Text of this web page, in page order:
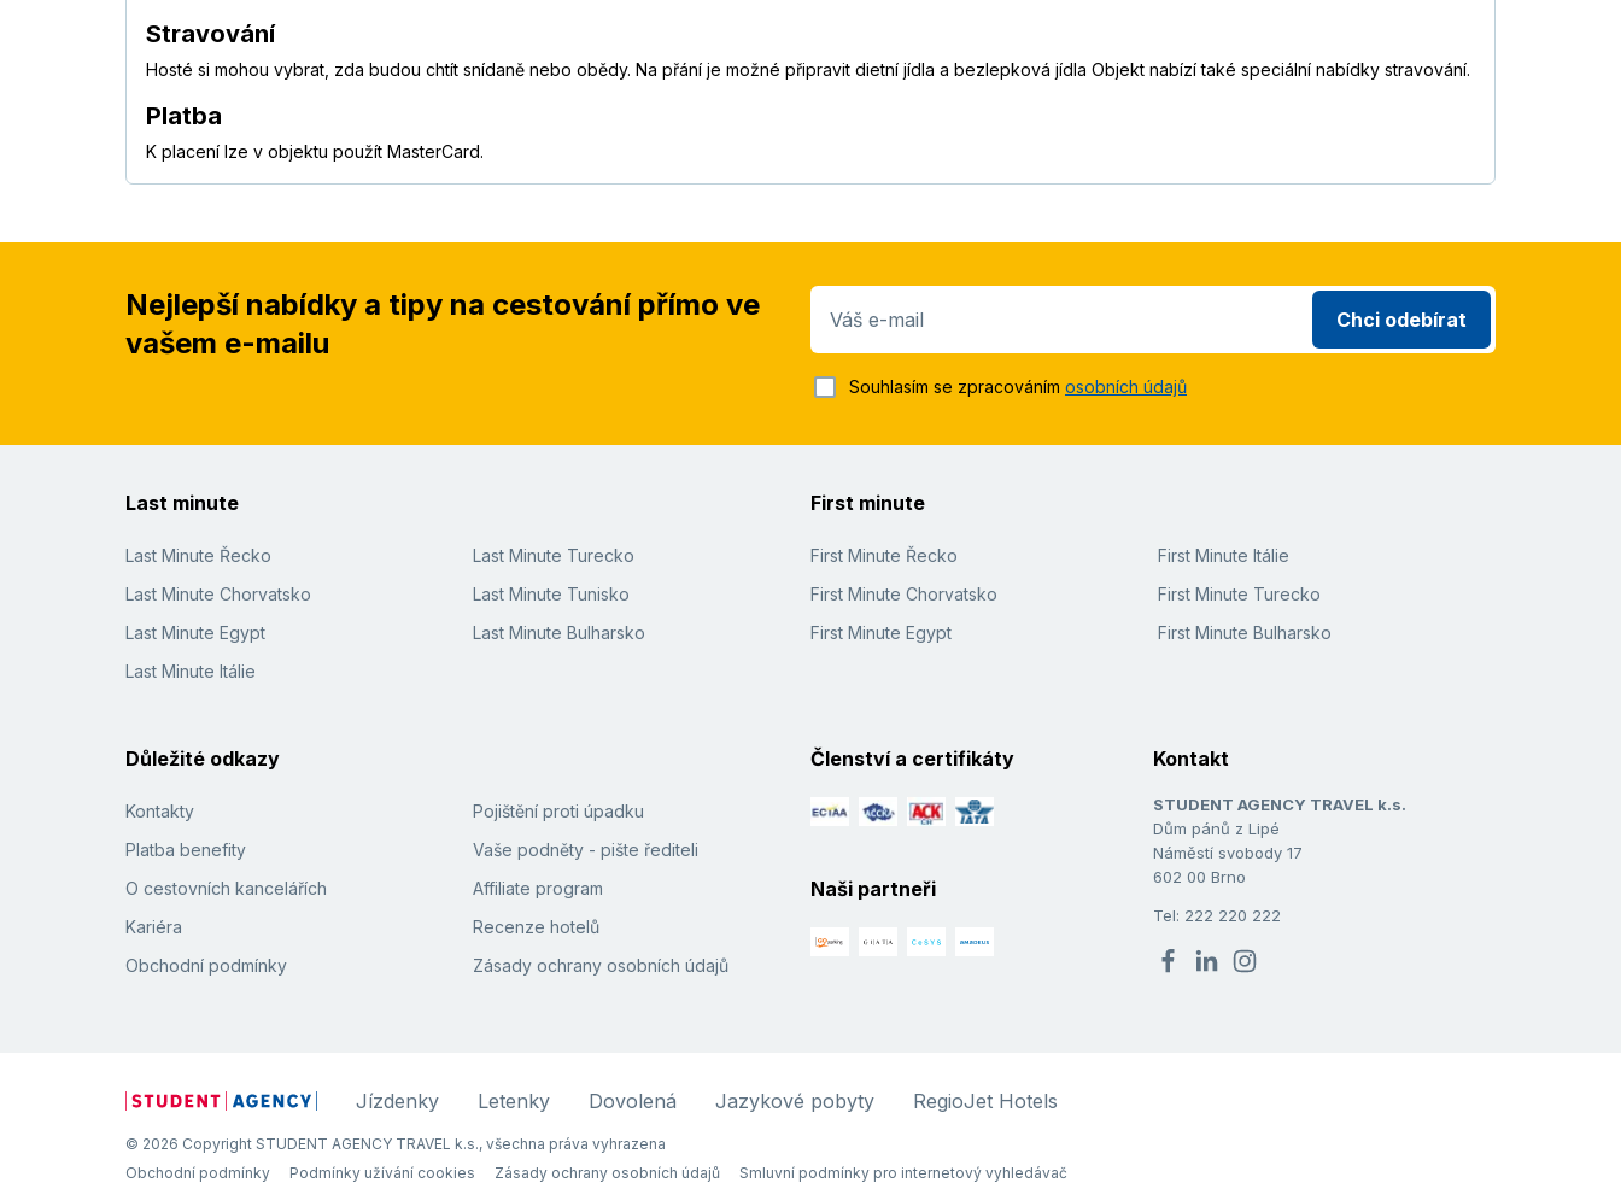
Stravování
Hosté si mohou vybrat, zda budou chtít snídaně nebo obědy. Na přání je možné připravit dietní jídla a bezlepková jídla Objekt nabízí také speciální nabídky stravování.
Platba
K placení lze v objektu použít MasterCard.
Nejlepší nabídky a tipy na cestování přímo ve
vašem e-mailu
Váš e-mail Chci odebírat
Souhlasím se zpracováním osobních údajů
Last minute
Last Minute Řecko
Last Minute Chorvatsko
Last Minute Egypt
Last Minute Itálie
Last Minute Turecko
Last Minute Tunisko
Last Minute Bulharsko
First minute
First Minute Řecko
First Minute Chorvatsko
First Minute Egypt
First Minute Itálie
First Minute Turecko
First Minute Bulharsko
Důležité odkazy
Kontakty
Platba benefity
O cestovních kancelářích
Kariéra
Obchodní podmínky
Pojištění proti úpadku
Vaše podněty - pište řediteli
Affiliate program
Recenze hotelů
Zásady ochrany osobních údajů
Členství a certifikáty
Naši partneři
Kontakt
STUDENT AGENCY TRAVEL k.s.
Dům pánů z Lipé
Náměstí svobody 17
602 00 Brno
Tel: 222 220 222
Jízdenky Letenky Dovolená Jazykové pobyty RegioJet Hotels
© 2026 Copyright STUDENT AGENCY TRAVEL k.s., všechna práva vyhrazena
Obchodní podmínky
Podmínky užívání cookies Zásady ochrany osobních údajů Smluvní podmínky pro internetový vyhledávač